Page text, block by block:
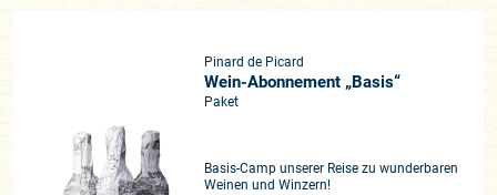
Pinard de Picard
Wein-Abonnement „Basis“
Paket
Basis-Camp unserer Reise zu wunderbaren
Weinen und Winzern!